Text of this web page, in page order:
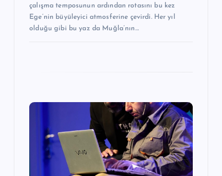
çalışma temposunun ardından rotasını bu kez
Ege’nin büyüleyici atmosferine çevirdi. Her yıl
olduğu gibi bu yaz da Muğla’nın…